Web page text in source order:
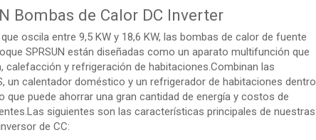
Bombas de Calor DC Inverter
oscila entre 9,5 KW y 18,6 KW, las bombas de calor de fuente
SPRSUN están diseñadas como un aparato multifunción que
calefacción y refrigeración de habitaciones.Combinan las
un calentador doméstico y un refrigerador de habitaciones dentro
que puede ahorrar una gran cantidad de energía y costos de
siguientes son las características principales de nuestras
de CC: